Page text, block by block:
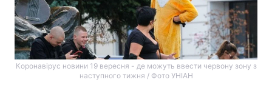
Коронавірус новини 19 вересня - де можуть ввести червону зону з
наступного тижня / Фото УНІАН